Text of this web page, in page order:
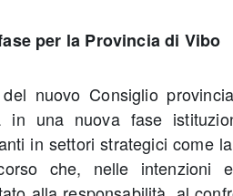
per la Provincia di Vibo
del nuovo Consiglio
in una nuova fase
in settori strategici come
che, nelle intenzioni